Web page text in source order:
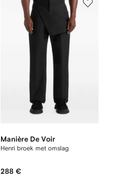
Manière De Voir
Henri broek met omslag
288 €